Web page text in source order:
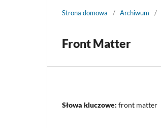
Strona domowa / Archiwum /
Front Matter
Słowa kluczowe: front matter